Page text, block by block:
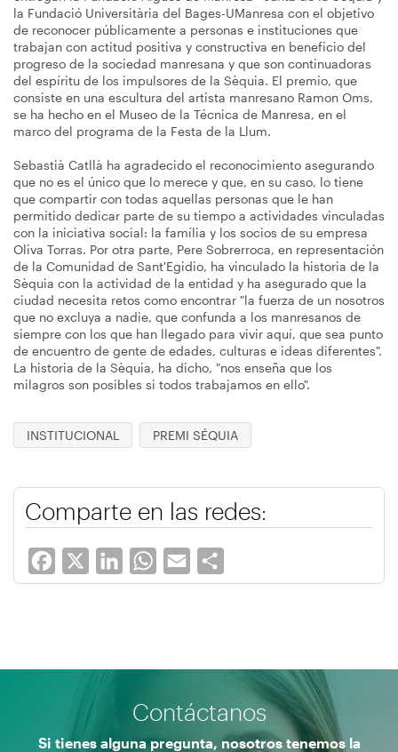
la Fundació Universitària del Bages-UManresa con el objetivo
de reconocer públicamente a personas e instituciones que
trabajan con actitud positiva y constructiva en beneficio del
progreso de la sociedad manresana y que son continuadoras
del espíritu de los impulsores de la Sèquia. El premio, que
consiste en una escultura del artista manresano Ramon Oms,
se ha hecho en el Museo de la Técnica de Manresa, en el
marco del programa de la Festa de la Llum.
Sebastià Catllà ha agradecido el reconocimiento asegurando
que no es el único que lo merece y que, en su caso, lo tiene
que compartir con todas aquellas personas que le han
permitido dedicar parte de su tiempo a actividades vinculadas
con la iniciativa social: la família y los socios de su empresa
Oliva Torras. Por otra parte, Pere Sobrerroca, en representación
de la Comunidad de Sant'Egidio, ha vinculado la historia de la
Sèquia con la actividad de la entidad y ha asegurado que la
ciudad necesita retos como encontrar "la fuerza de un nosotros
que no excluya a nadie, que confunda a los manresanos de
siempre con los que han llegado para vivir aquí, que sea punto
de encuentro de gente de edades, culturas e ideas diferentes".
La historia de la Sèquia, ha dicho, "nos enseña que los
milagros son posibles si todos trabajamos en ello".
INSTITUCIONAL PREMI SÉQUIA
Comparte en las redes:
Facebook LinkedInWhatsApp
Email
Contáctanos
Si tienes alguna pregunta, nosotros tenemos la